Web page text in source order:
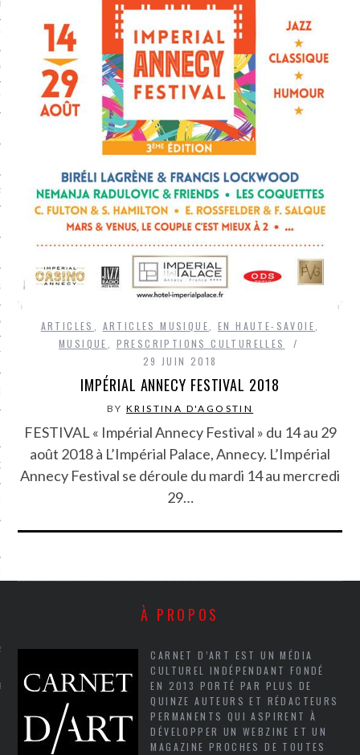
GUERRE
EN VOD
ARTICLES ARTICLES MUSIQUE EN HAUTE-SAVOIE
MUSIQUE
PRESCRIPTIONS CULTURELLES
29 JUIN 2018
IMPÉRIAL ANNECY FESTIVAL 2018
BY KRISTINA D'AGOSTIN
FESTIVAL « Impérial Annecy Festival » du 14 au 29
août 2018 à L’Impérial Palace, Annecy. L’Impérial
Annecy Festival se déroule du mardi 14 au mercredi
29…
À PROPOS
CARNET D’ART EST UN MÉDIA
CULTUREL INDÉPENDANT FONDÉ
EN 2013 PORTÉ PAR PLUS DE
QUINZE AUTEURS ET RÉDACTEURS
PERMANENTS QUI ASPIRENT À
DÉVELOPPER UN WEBZINE ET UN
MAGAZINE PROCHES DE TOUTES